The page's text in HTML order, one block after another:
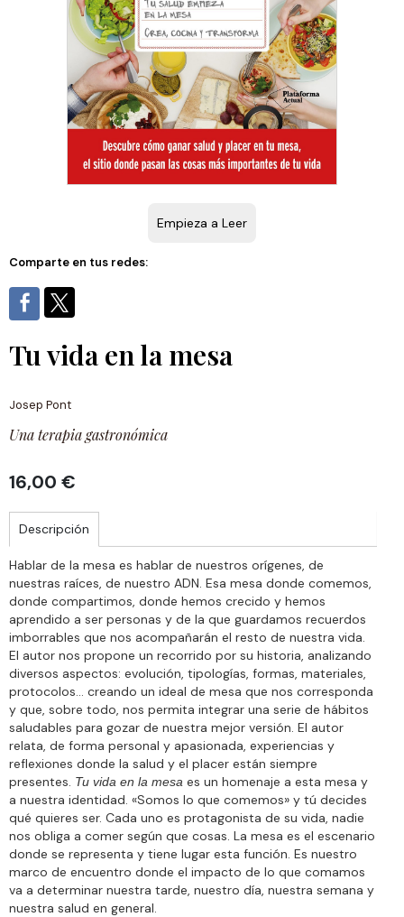
Empieza a Leer
Comparte en tus redes:
Tu vida en la mesa
Josep Pont
Una terapia gastronómica
16,00 €
Descripción
Hablar de la mesa es hablar de nuestros orígenes, de
nuestras raíces, de nuestro ADN. Esa mesa donde comemos,
donde compartimos, donde hemos crecido y hemos
aprendido a ser personas y de la que guardamos recuerdos
imborrables que nos acompañarán el resto de nuestra vida.
El autor nos propone un recorrido por su historia, analizando
diversos aspectos: evolución, tipologías, formas, materiales,
protocolos… creando un ideal de mesa que nos corresponda
y que, sobre todo, nos permita integrar una serie de hábitos
saludables para gozar de nuestra mejor versión. El autor
relata, de forma personal y apasionada, experiencias y
reflexiones donde la salud y el placer están siempre
presentes. Tu vida en la mesa es un homenaje a esta mesa y
a nuestra identidad. «Somos lo que comemos» y tú decides
qué quieres ser. Cada uno es protagonista de su vida, nadie
nos obliga a comer según que cosas. La mesa es el escenario
donde se representa y tiene lugar esta función. Es nuestro
marco de encuentro donde el impacto de lo que comamos
va a determinar nuestra tarde, nuestro día, nuestra semana y
nuestra salud en general.